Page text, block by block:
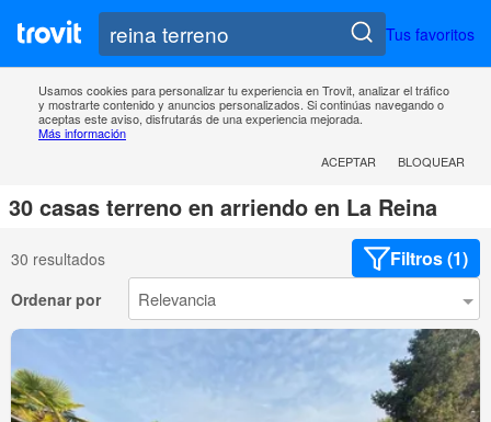
Tus favoritos
Usamos cookies para personalizar tu experiencia en Trovit, analizar el tráfico
y mostrarte contenido y anuncios personalizados. Si continúas navegando o
aceptas este aviso, disfrutarás de una experiencia mejorada.
Más información
ACEPTAR
BLOQUEAR
30 casas terreno en arriendo en La Reina
30 resultados Filtros (1)
Ordenar por